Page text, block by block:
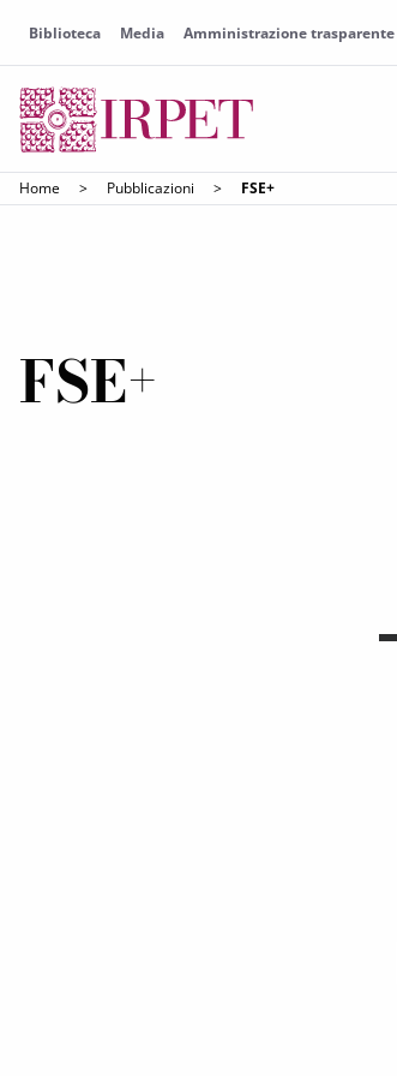
Biblioteca Media Amministrazione trasparente
Home > Pubblicazioni > FSE+
FSE+